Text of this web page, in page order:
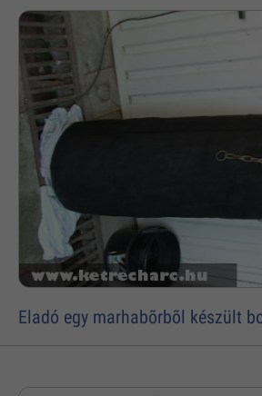
Eladó egy marhabõrbõl készült